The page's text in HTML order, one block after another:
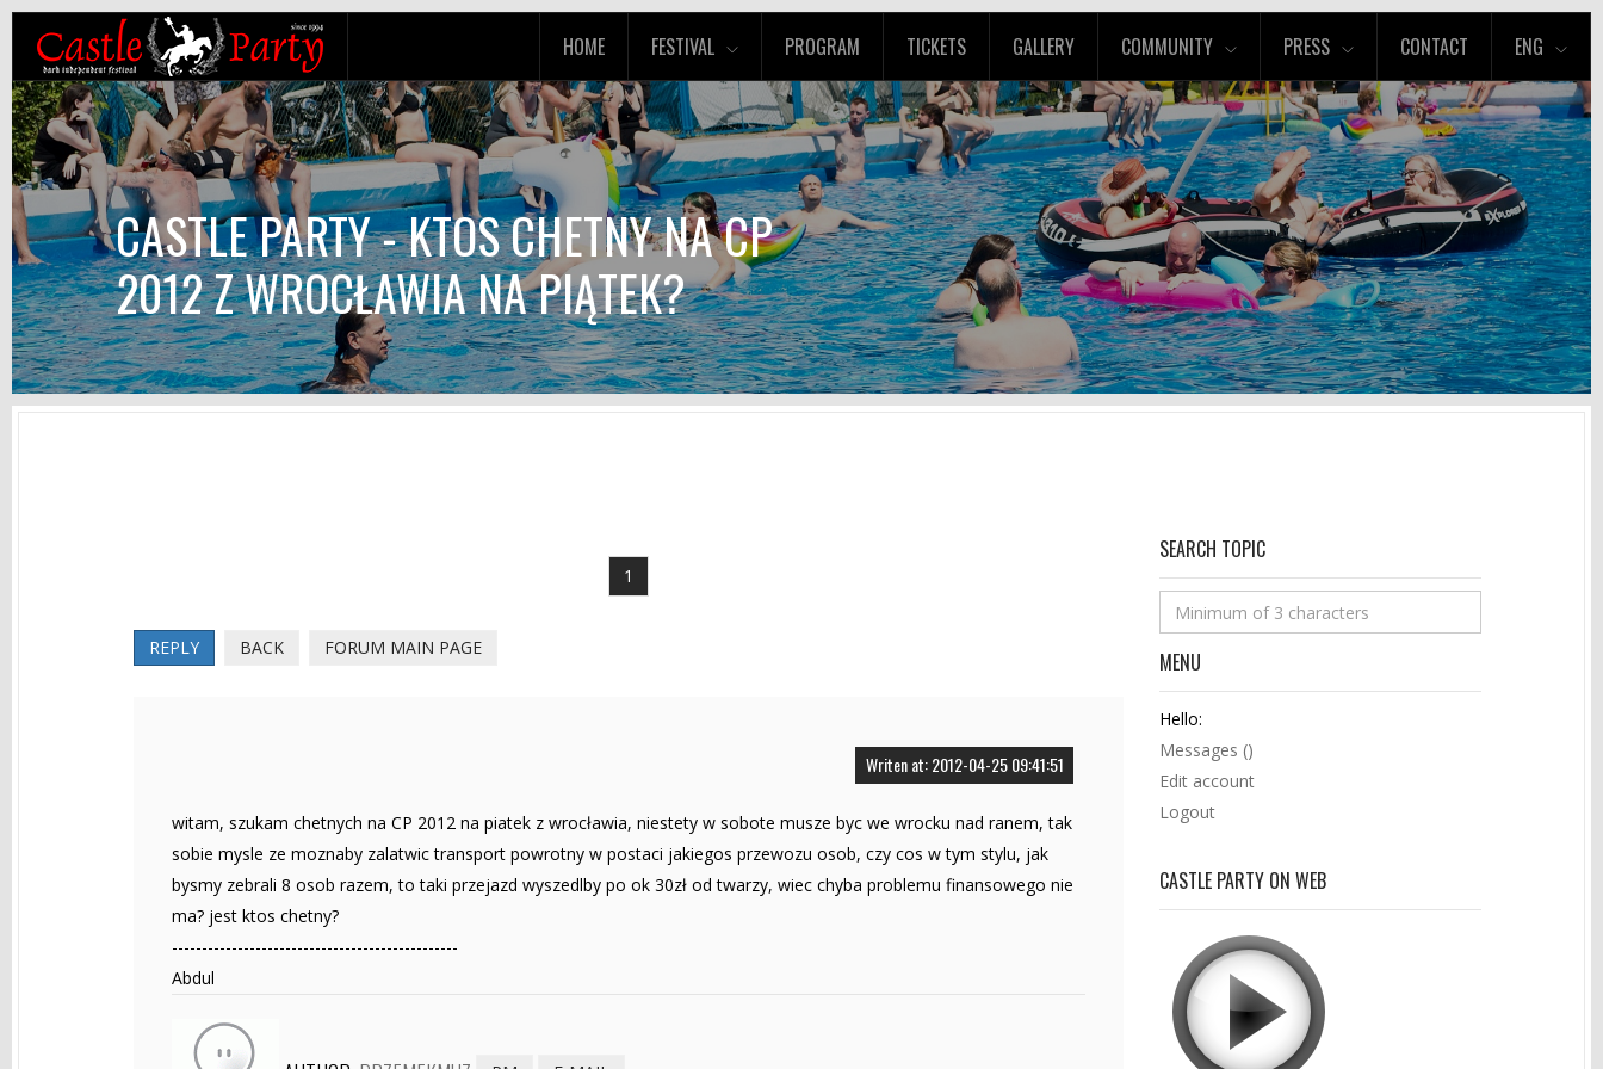
HOME FESTIVAL PROGRAM TICKETS GALLERY COMMUNITY PRESS CONTACT ENG
CASTLE PARTY - KTOS CHETNY NA CP
2012 Z WROCŁAWIA NA PIĄTEK?
1
REPLY BACK FORUM MAIN PAGE
Writen at: 2012-04-25 09:41:51
witam, szukam chetnych na CP 2012 na piatek z wrocławia, niestety w sobote musze byc we wrocku nad ranem, tak
sobie mysle ze moznaby zalatwic transport powrotny w postaci jakiegos przewozu osob, czy cos w tym stylu, jak
bysmy zebrali 8 osob razem, to taki przejazd wyszedlby po ok 30zł od twarzy, wiec chyba problemu finansowego nie
ma? jest ktos chetny?
------------------------------------------------
Abdul
SEARCH TOPIC
MENU
Hello:
Messages ()
Edit account
Logout
CASTLE PARTY ON WEB